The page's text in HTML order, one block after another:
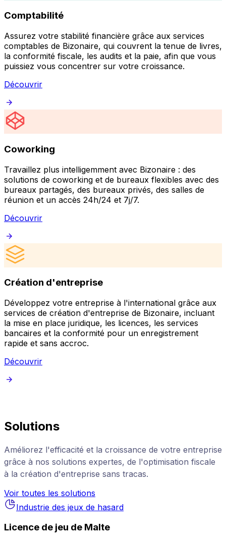
Comptabilité
Assurez votre stabilité financière grâce aux services
comptables de Bizonaire, qui couvrent la tenue de livres,
la conformité fiscale, les audits et la paie, afin que vous
puissiez vous concentrer sur votre croissance.
Découvrir
Coworking
Travaillez plus intelligemment avec Bizonaire : des
solutions de coworking et de bureaux flexibles avec des
bureaux partagés, des bureaux privés, des salles de
réunion et un accès 24h/24 et 7j/7.
Découvrir
Création d'entreprise
Développez votre entreprise à l'international grâce aux
services de création d'entreprise de Bizonaire, incluant
la mise en place juridique, les licences, les services
bancaires et la conformité pour un enregistrement
rapide et sans accroc.
Découvrir
Solutions
Améliorez l'efficacité et la croissance de votre entreprise
grâce à nos solutions expertes, de l'optimisation fiscale
à la création d'entreprise sans tracas.
Voir toutes les solutions
Industrie des jeux de hasard
Licence de jeu de Malte